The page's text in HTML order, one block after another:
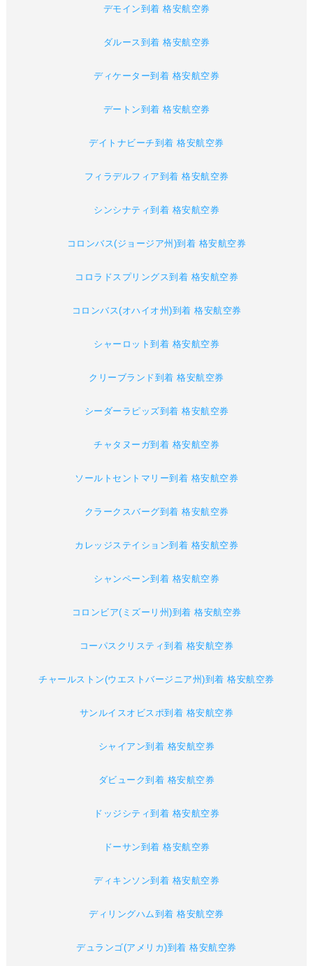
デモイン到着 格安航空券
ダルース到着 格安航空券
ディケーター到着 格安航空券
デートン到着 格安航空券
デイトナビーチ到着 格安航空券
フィラデルフィア到着 格安航空券
シンシナティ到着 格安航空券
コロンバス(ジョージア州)到着 格安航空券
コロラドスプリングス到着 格安航空券
コロンバス(オハイオ州)到着 格安航空券
シャーロット到着 格安航空券
クリーブランド到着 格安航空券
シーダーラピッズ到着 格安航空券
チャタヌーガ到着 格安航空券
ソールトセントマリー到着 格安航空券
クラークスバーグ到着 格安航空券
カレッジステイション到着 格安航空券
シャンペーン到着 格安航空券
コロンビア(ミズーリ州)到着 格安航空券
コーパスクリスティ到着 格安航空券
チャールストン(ウエストバージニア州)到着 格安航空券
サンルイスオビスポ到着 格安航空券
シャイアン到着 格安航空券
ダビューク到着 格安航空券
ドッジシティ到着 格安航空券
ドーサン到着 格安航空券
ディキンソン到着 格安航空券
ディリングハム到着 格安航空券
デュランゴ(アメリカ)到着 格安航空券